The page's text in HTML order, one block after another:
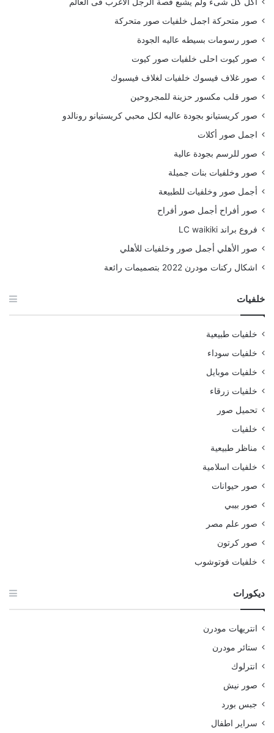
أكل كل شىء ولم يشبع قصة الرجل الاغرب فى العالم
صور متحركة اجمل خلفيات صور متحركة
صور رسومات بسيطه عاليه الجودة
صور كيوت احلى خلفيات صور كيوت
صور غلاف فيسوك خلفيات لغلاف فيسبوك
صور قلب مكسور حزينة للمجروحين
صور كريستيانو بجودة عاليه لكل محبي كريستيانو رونالدو
اجمل صور أكلات
صور للرسم بجودة عالية
صور وخلفيات بنات جميلة
أجمل صور وخلفيات للطبيعة
صور أفراح أجمل صور أفراح
فروع براند LC waikiki
صور الأهلي أجمل صور وخلفيات للأهلي
اشكال ركنات مودرن 2022 بتصميمات رائعة
خلفيات
خلفيات طبيعية
خلفيات سوداء
خلفيات موبايل
خلفيات زرقاء
تحميل صور
خلفيات
مناظر طبيعية
خلفيات اسلامية
صور حيوانات
صور بيبي
صور علم مصر
صور كرتون
خلفيات فوتوشوب
ديكورات
انتريهات مودرن
ستائر مودرن
انترلوك
صور نيش
جبس بورد
سراير اطفال